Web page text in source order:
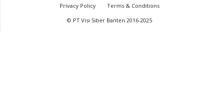
Privacy Policy
Terms & Conditions
© PT Visi Siber Banten 2016-2025